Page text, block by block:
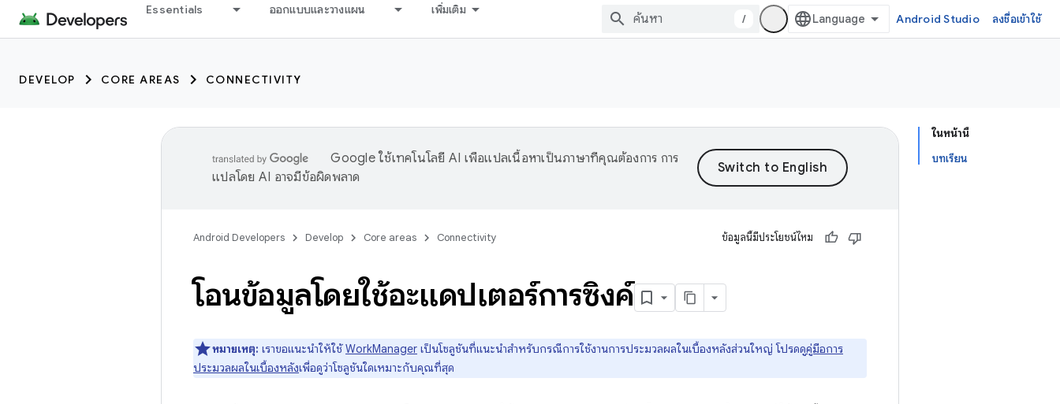
Essentials ออกแบบและวางแผน เพิ่มเติม
/ Android Studio ลงชื่อเข้าใช้
DEVELOP CORE AREAS CONNECTIVITY
ในหน้านี้
บทเรียน
Google ใช้เทคโนโลยี AI เพื่อแปลเนื้อหาเป็นภาษาที่คุณต้องการ การ
แปลโดย AI อาจมีข้อผิดพลาด
Android Developers Develop Core areas Connectivity ข้อมูลนี้มีประโยชน์ไหม
โอนข้อมูลโดยใช้อะแดปเตอร์การซิงค์
หมายเหตุ: เราขอแนะนำให้ใช้WorkManager เป็นโซลูชันที่แนะนำสำหรับกรณีการใช้งานการประมวลผลในเบื้องหลังส่วนใหญ่ โปรดดูคู่มือการ
ประมวลผลในเบื้องหลังเพื่อดูว่าโซลูชันใดเหมาะกับคุณที่สุด